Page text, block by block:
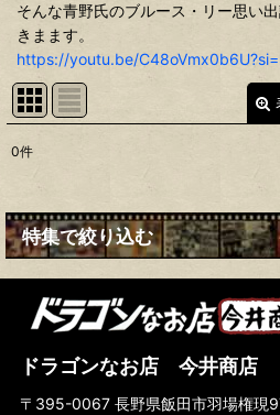
そんな青野氏のブルース・リー思い
きまます。
https://youtu.be/
並び順:
0件
特集で絞り込む
なんてったって『燃えよドラゴン』！
ドラゴンなお店 今井商店
〒395-0067 長野県飯田市羽場権現